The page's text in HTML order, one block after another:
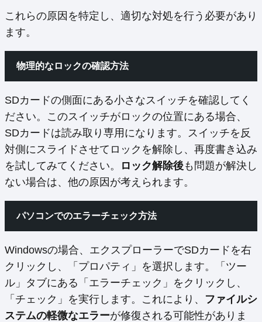
これらの原因を特定し、適切な対処を行う必要があり
ます。
物理的なロックの確認方法
SDカードの側面にある小さなスイッチを確認してく
ださい。このスイッチがロックの位置にある場合、
SDカードは読み取り専用になります。スイッチを反
対側にスライドさせてロックを解除し、再度書き込み
を試してみてください。
ロック解除後も問題が解決し
ない場合は、他の原因が考えられます。
パソコンでのエラーチェック方法
Windowsの場合、エクスプローラーでSDカードを右
クリックし、「プロパティ」を選択します。「ツー
ル」タブにある「エラーチェック」をクリックし、
「チェック」を実行します。これにより、 ファイルシ
ステムの軽微なエラーが修復される可能性がありま